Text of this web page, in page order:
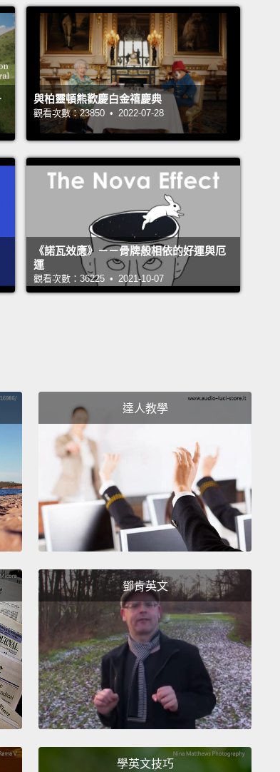
for each of your online accounts.
) 一長串混和大小寫字母以及數字和符號的密
困難許多。要有更完善的防護，經常變更密
帳號都使用不同組密碼。
lock) Always avoid online stores that do
after the "http" to indicate that it is
) 永遠避開未提供安全交易的線上商店。在網
一個 s，表示這網站是安全的。
If you buy products from a company
or processes payments outside of
品，注意你可能會被收取一筆跨國交易手續
statements) Check your credit card
month to make sure that your
and that there are no charges for
didn't buy.
每月查看你的信用卡對帳單來確認購買記錄是
options!) PayPal and other credit cards
additional safeguards that can protect
do go wrong, you have a number of
to you.
選擇!) PayPal 以及其它信用卡提供能在線上
護以及額外的保護機制。萬一真的出了什麼差
與柏靈頓熊歡慶白金禧慶典
觀看次數：23850 • 2022-07-28
《諾瓦效應》－－骨牌般相依的好運與厄
運
觀看次數：36225 • 2021-10-07
達人教學
鄧肯英文
學英文技巧